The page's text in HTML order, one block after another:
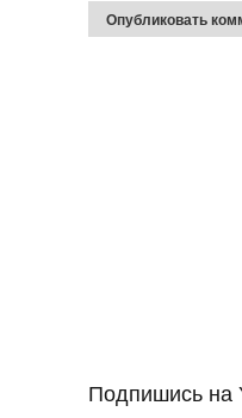
Подпишись на